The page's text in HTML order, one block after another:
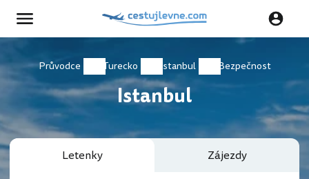
Průvodce Turecko Istanbul Bezpečnost
Istanbul
Letenky Zájezdy